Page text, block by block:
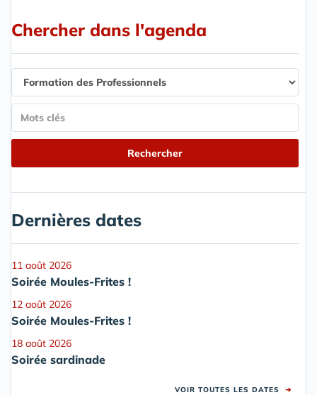
Chercher dans l'agenda
Dernières dates
11 août 2026
Soirée Moules-Frites !
12 août 2026
Soirée Moules-Frites !
18 août 2026
Soirée sardinade
VOIR TOUTES LES DATES ➜